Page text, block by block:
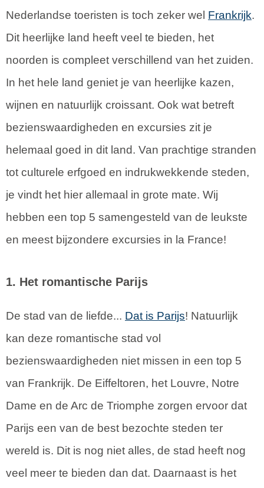
Nederlandse toeristen is toch zeker wel Frankrijk.
Dit heerlijke land heeft veel te bieden, het
noorden is compleet verschillend van het zuiden.
In het hele land geniet je van heerlijke kazen,
wijnen en natuurlijk croissant. Ook wat betreft
bezienswaardigheden en excursies zit je
helemaal goed in dit land. Van prachtige stranden
tot culturele erfgoed en indrukwekkende steden,
je vindt het hier allemaal in grote mate. Wij
hebben een top 5 samengesteld van de leukste
en meest bijzondere excursies in la France!
1. Het romantische Parijs
De stad van de liefde... Dat is Parijs! Natuurlijk
kan deze romantische stad vol
bezienswaardigheden niet missen in een top 5
van Frankrijk. De Eiffeltoren, het Louvre, Notre
Dame en de Arc de Triomphe zorgen ervoor dat
Parijs een van de best bezochte steden ter
wereld is. Dit is nog niet alles, de stad heeft nog
veel meer te bieden dan dat. Daarnaast is het